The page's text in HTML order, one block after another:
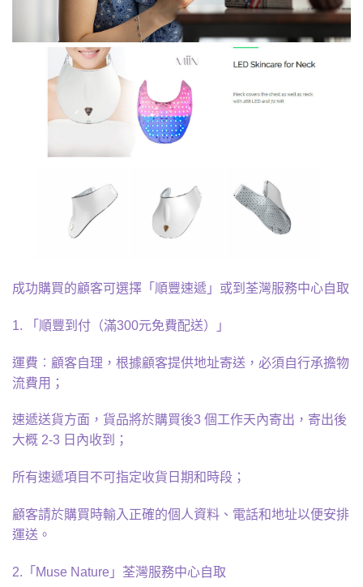
成功購買的顧客可選擇「順豐速遞」或到荃灣服務中心自取
1. 「順豐到付（滿300元免費配送）」
運費︰顧客自理，根據顧客提供地址寄送，必須自行承擔物
流費用；
速遞送貨方面，貨品將於購買後3 個工作天內寄出，寄出後
大概 2-3 日內收到；
所有速遞項目不可指定收貨日期和時段；
顧客請於購買時輸入正確的個人資料、電話和地址以便安排
運送。
2.「Muse Nature」荃灣服務中心自取